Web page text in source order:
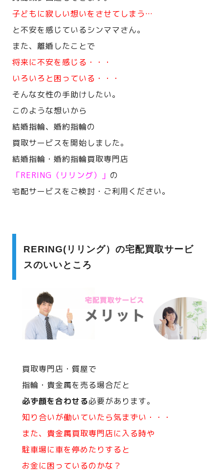
子どもに寂しい想いをさせてしまう…
と不安を感じているシンママさん。
また、離婚したことで
将来に不安を感じる・・・
いろいろと困っている・・・
そんな女性の手助けしたい。
このような想いから
結婚指輪、婚約指輪の
買取サービスを開始しました。
結婚指輪・婚約指輪買取専門店
「RERING（リリング）」 の
宅配サービスをご検討・ご利用ください。
RERING(リリング）の宅配買取サービ
スのいいところ
買取専門店・質屋で
指輪・貴金属を売る場合だと
必ず顔を合わせる必要があります。
知り合いが働いていたら気まずい・・・
また、貴金属買取専門店に入る時や
駐車場に車を停めたりすると
お金に困っているのかな？